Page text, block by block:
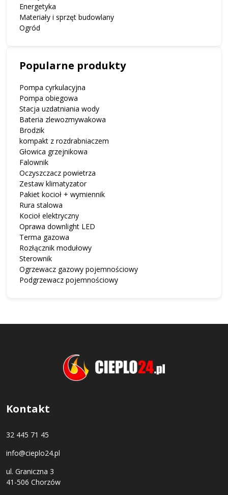
Energetyka
Materiały i sprzęt budowlany
Ogród
Popularne produkty
Pompa cyrkulacyjna
Pompa obiegowa
Stacja uzdatniania wody
Bateria zlewozmywakowa
Brodzik
kompakt z rozdrabniaczem
Głowica grzejnikowa
Falownik
Oczyszczacz powietrza
Zestaw klimatyzator
Pakiet kocioł + wymiennik
Rura stalowa
Kocioł elektryczny
Oprawa downlight LED
Terma gazowa
Rozłącznik modułowy
Sterownik
Ogrzewacz gazowy pojemnościowy
Podgrzewacz pojemnościowy
Kontakt
32 445 71 45
info@cieplo24.pl
ul. Graniczna 3
41-506 Chorzów